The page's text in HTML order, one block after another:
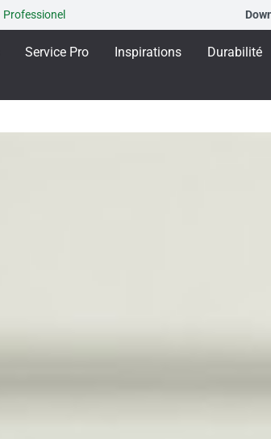
Professionel
Service Pro Inspirations Durabilité